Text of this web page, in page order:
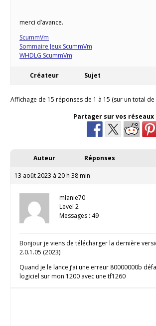
merci d’avance.
ScummVm
Sommaire Jeux ScummVm
WHDLG ScummVm
Créateur Sujet
Affichage de 15 réponses de 1 à 15 (sur un total de
Partager sur vos
Auteur Réponses
13 août 2023 à 20 h 38 min
mlanie70
Level 2
Messages : 49
Bonjour je viens de télécharger la dernière
2.0.1.05 (2023)
Quand je le lance j’ai une erreur 80000000b
logiciel sur mon 1200 avec une tf1260